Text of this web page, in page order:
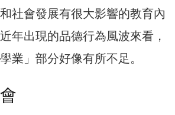
社會發展有很大影響的教育內
年出現的品德行為風波來看，
業」部分好像有所不足。